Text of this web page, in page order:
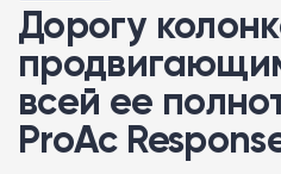
Дорогу
всей ее
ProAc